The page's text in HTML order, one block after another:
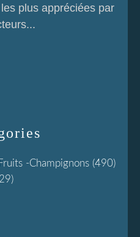
-champignons (490)
plus appréciées par